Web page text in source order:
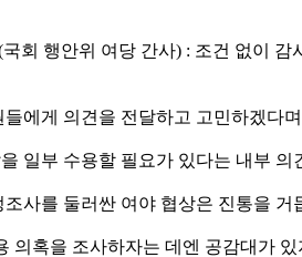
회 행안위 여당 간사) : 조건 없이
에게 의견을 전달하고 고민하겠다
일부 수용할 필요가 있다는 내부
사를 둘러싼 여야 협상은 진통을 거
의혹을 조사하자는 데엔 공감대가 있